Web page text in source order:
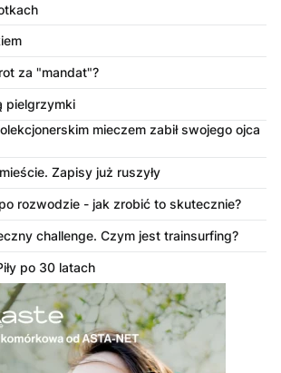
za "mandat"?
pielgrzymki
mieczem zabił swojego ojca
Zapisy już ruszyły
rozwodzie - jak zrobić to skutecznie?
challenge. Czym jest trainsurfing?
po 30 latach